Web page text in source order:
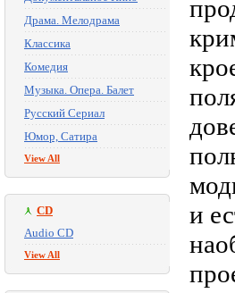
Драма. Мелодрама
Классика
Комедия
Музыка. Опера. Балет
Русский Сериал
Юмор, Сатира
View All
CD
Audio CD
View All
и